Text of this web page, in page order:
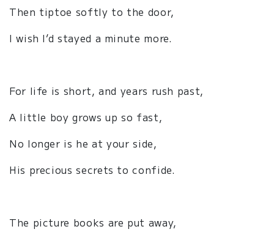
Then tiptoe softly to the door,
I wish I’d stayed a minute more.
For life is short, and years rush past,
A little boy grows up so fast,
No longer is he at your side,
His precious secrets to confide.
The picture books are put away,